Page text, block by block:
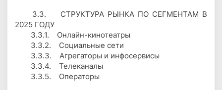
3.3. СТРУКТУРА РЫНКА ПО СЕГМЕНТАМ В
2025 ГОДУ
3.3.1. Онлайн-кинотеатры
3.3.2. Социальные сети
3.3.3. Агрегаторы и инфосервисы
3.3.4. Телеканалы
3.3.5. Операторы